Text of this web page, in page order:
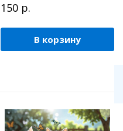
150 р.
В корзину